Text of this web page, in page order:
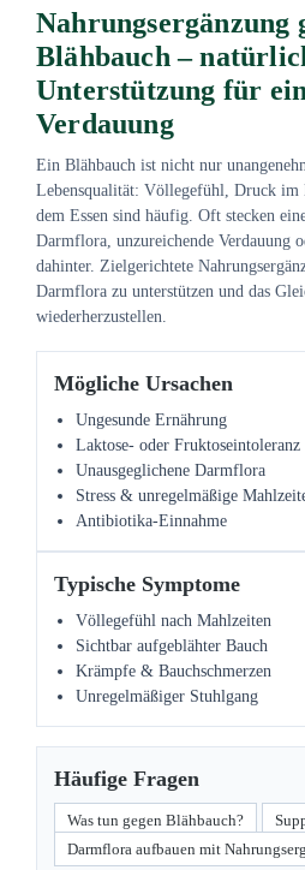
Nahrungsergänzung
Blähbauch –
Unterstützung für
Verdauung
Ein Blähbauch ist nicht nur
Lebensqualität: Völlegefühl, Druck im
dem Essen sind häufig. Oft stecken
Darmflora, unzureichende Verdauung
dahinter. Zielgerichtete
Darmflora zu unterstützen und das
wiederherzustellen.
Mögliche Ursachen
Ungesunde Ernährung
Laktose- oder Fruktoseintoleranz
Unausgeglichene Darmflora
Stress & unregelmäßige
Antibiotika-Einnahme
Typische Symptome
Völlegefühl nach Mahlzeiten
Sichtbar aufgeblähter Bauch
Krämpfe & Bauchschmerzen
Unregelmäßiger Stuhlgang
Häufige Fragen
Was tun gegen Blähbauch?
Darmflora aufbauen mit